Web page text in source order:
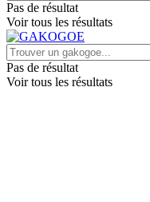
Pas de résultat
Voir tous les résultats
Pas de résultat
Voir tous les résultats